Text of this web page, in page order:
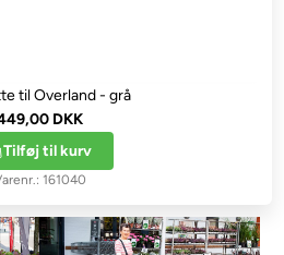
til Overland - grå
DKK
Tilføj til kurv
161040